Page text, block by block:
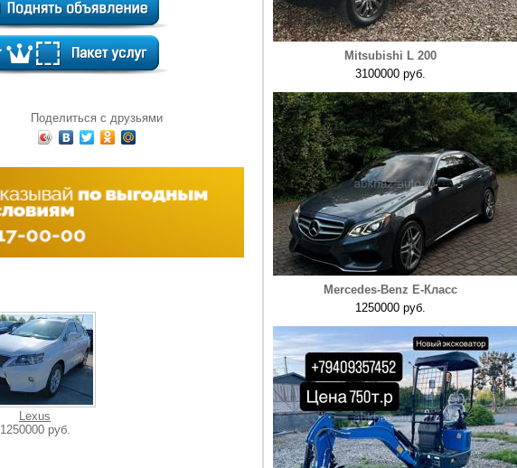
Поделиться с друзьями
Lexus
1250000 руб.
Mitsubishi L 200
3100000 руб.
Mercedes-Benz E-Класс
1250000 руб.